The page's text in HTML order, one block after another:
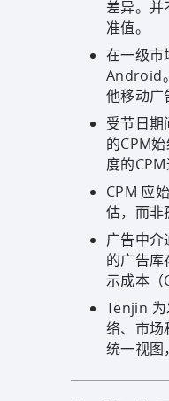
差异。并
准值。
在一级市
Android
他移动广
受节日
的CPM
度的
CPM 应
估，而非
广告中介
的广告
示成本（
Tenjin 为
络、市场
统一视图